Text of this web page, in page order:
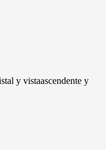
y vistaascendente y